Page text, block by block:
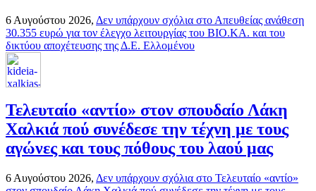
6 Αυγούστου 2026, Δεν υπάρχουν σχόλια στο Απευθείας ανάθεση
30.355 ευρώ για τον έλεγχο λειτουργίας του ΒΙΟ.ΚΑ. και του
δικτύου αποχέτευσης της Δ.Ε. Ελλομένου
Τελευταίο «αντίο» στον σπουδαίο Λάκη
Χαλκιά πού συνέδεσε την τέχνη με τους
αγώνες και τους πόθους του λαού μας
6 Αυγούστου 2026, Δεν υπάρχουν σχόλια στο Τελευταίο «αντίο»